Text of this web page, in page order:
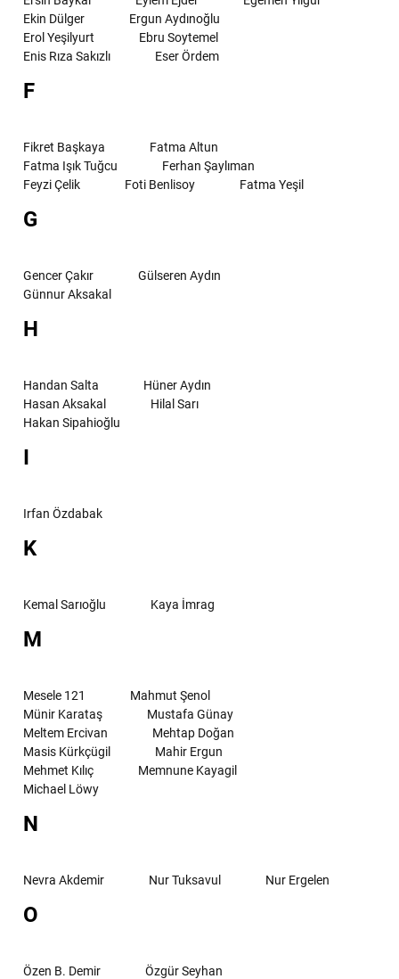
Ekin Dülger
Ergun Aydınoğlu
Erol Yeşilyurt
Ebru Soytemel
Enis Rıza Sakızlı
Eser Ördem
F
Fikret Başkaya
Fatma Altun
Fatma Işık Tuğcu
Ferhan Şaylıman
Feyzi Çelik
Foti Benlisoy Fatma Yeşil
G
Gencer Çakır
Gülseren Aydın
Günnur Aksakal
H
Handan Salta
Hüner Aydın
Hasan Aksakal
Hilal Sarı
Hakan Sipahioğlu
I
Irfan Özdabak
K
Kemal Sarıoğlu Kaya İmrag
M
Mesele 121
Mahmut Şenol
Münir Karataş
Mustafa Günay
Meltem Ercivan
Mehtap Doğan
Masis Kürkçügil
Mahir Ergun
Mehmet Kılıç
Memnune Kayagil
Michael Löwy
N
Nevra Akdemir Nur Tuksavul Nur Ergelen
O
Özen B. Demir
Özgür Seyhan